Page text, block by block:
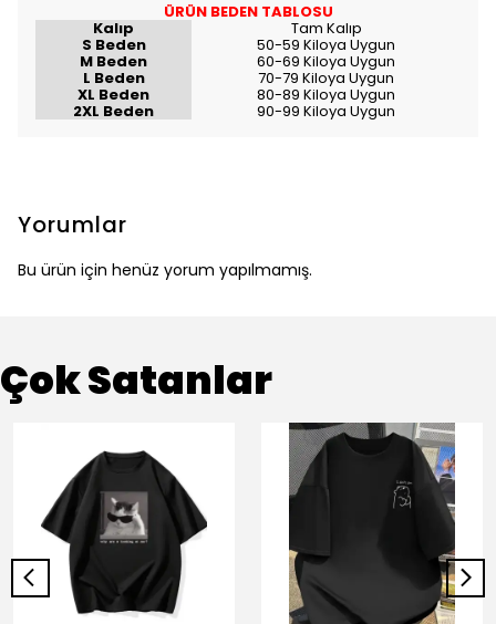
ÜRÜN BEDEN TABLOSU
Kalıp Tam Kalıp
S Beden 50-59 Kiloya Uygun
M Beden 60-69 Kiloya Uygun
L Beden 70-79 Kiloya Uygun
XL Beden 80-89 Kiloya Uygun
2XL Beden 90-99 Kiloya Uygun
Yorumlar
Bu ürün için henüz yorum yapılmamış.
Çok Satanlar